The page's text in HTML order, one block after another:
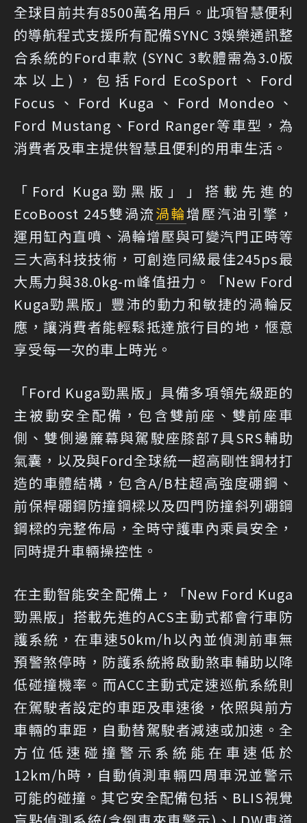
全球目前共有8500萬名用戶。此項智慧便利
的導航程式支援所有配備SYNC 3娛樂通訊整
合系統的Ford車款 (SYNC 3軟體需為3.0版
本以上)，包括Ford EcoSport、Ford
Focus、Ford Kuga、Ford Mondeo、
Ford Mustang、Ford Ranger等車型，為
消費者及車主提供智慧且便利的用車生活。
「Ford Kuga勁黑版」」搭載先進的
EcoBoost 245雙渦流渦輪增壓汽油引擎，
運用缸內直噴、渦輪增壓與可變汽門正時等
三大高科技技術，可創造同級最佳245ps最
大馬力與38.0kg-m峰值扭力。「New Ford
Kuga勁黑版」豐沛的動力和敏捷的渦輪反
應，讓消費者能輕鬆抵達旅行目的地，愜意
享受每一次的車上時光。
「Ford Kuga勁黑版」具備多項領先級距的
主被動安全配備，包含雙前座、雙前座車
側、雙側邊簾幕與駕駛座膝部7具SRS輔助
氣囊，以及與Ford全球統一超高剛性鋼材打
造的車體結構，包含A/B柱超高強度硼鋼、
前保桿硼鋼防撞鋼樑以及四門防撞斜列硼鋼
鋼樑的完整佈局，全時守護車內乘員安全，
同時提升車輛操控性。
在主動智能安全配備上，「New Ford Kuga
勁黑版」搭載先進的ACS主動式都會行車防
護系統，在車速50km/h以內並偵測前車無
預警煞停時，防護系統將啟動煞車輔助以降
低碰撞機率。而ACC主動式定速巡航系統則
在駕駛者設定的車距及車速後，依照與前方
車輛的車距，自動替駕駛者減速或加速。全
方位低速碰撞警示系統能在車速低於
12km/h時，自動偵測車輛四周車況並警示
可能的碰撞。其它安全配備包括、BLIS視覺